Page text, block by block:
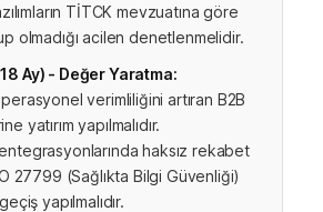
TİTCK mevzuatına göre
olmadığı acilen denetlenmelidir.
Ay) - Değer Yaratma:
verimliliğini artıran B2B
yatırım yapılmalıdır.
haksız rekabet
27799 (Sağlıkta Bilgi Güvenliği)
yapılmalıdır.